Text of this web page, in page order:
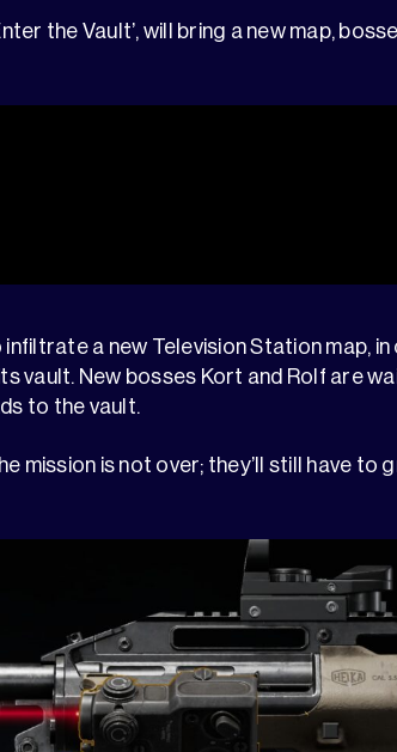
the Vault’, will bring a new map,
a new Television Station map,
vault. New bosses Kort and Rolf are
to the vault.
mission is not over; they’ll still have to